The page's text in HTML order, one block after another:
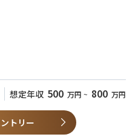
の設計・開発
発業務
チームでの開発推進
課題の解決
ェクトへ参画いただき、音響解析か
れる！】
回転灯」の分野で国内トップシェア
な実績を持っています。また国内以
ル展開も積極的に進めており、世界
ンソフトを使用した解析業務のご経
想定年収 500 万円 ~ 800 万円
トリー